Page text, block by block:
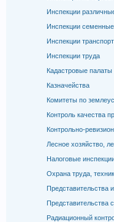
Инспекции
Инспекции семенные
Инспекции
Инспекции труда
Кадастровые
Казначейства
Комитеты по
Контроль качества
Контрольно-
Лесное хозяйство,
Налоговые
Охрана труда,
Представительства
Представительства
Радиационный